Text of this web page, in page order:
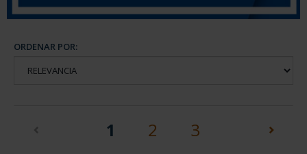
ORDENAR POR:
1 (current)
2 3